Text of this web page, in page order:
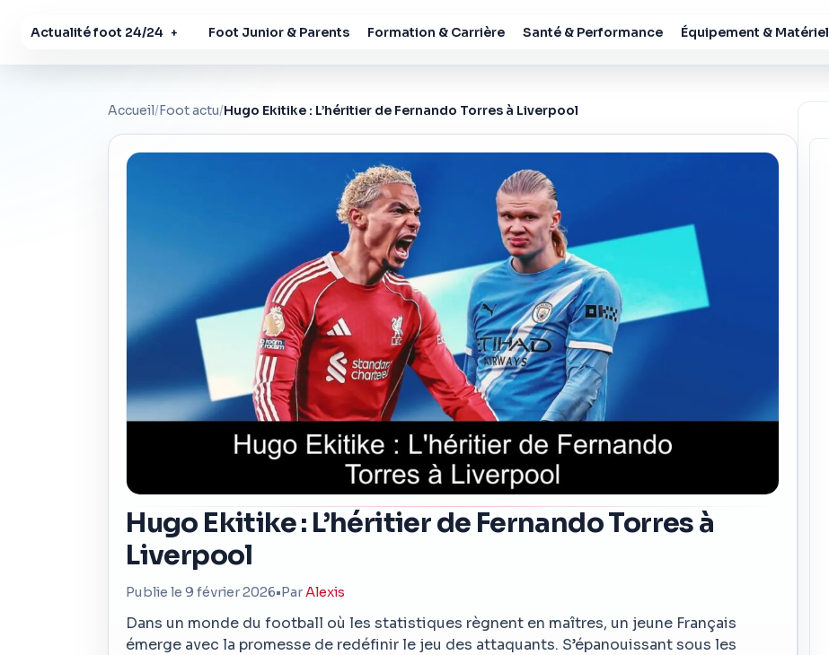
Actualité foot 24/24 + Foot Junior & Parents Formation & Carrière Santé & Performance Équipement & Matériel
Accueil/Foot actu/Hugo Ekitike : L’héritier de Fernando Torres à Liverpool
Hugo Ekitike : L’héritier de Fernando Torres à
Liverpool
Publie le 9 février 2026•ParAlexis
Dans un monde du football où les statistiques règnent en maîtres, un jeune Français
émerge avec la promesse de redéfinir le jeu des attaquants. S’épanouissant sous les